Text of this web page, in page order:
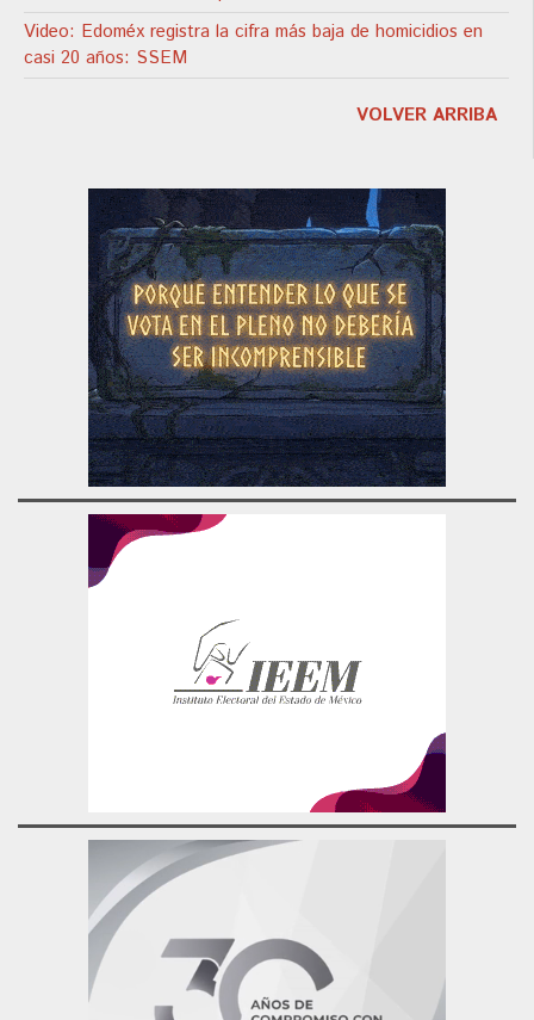
Video: Edoméx registra la cifra más baja de homicidios en
casi 20 años: SSEM
VOLVER ARRIBA